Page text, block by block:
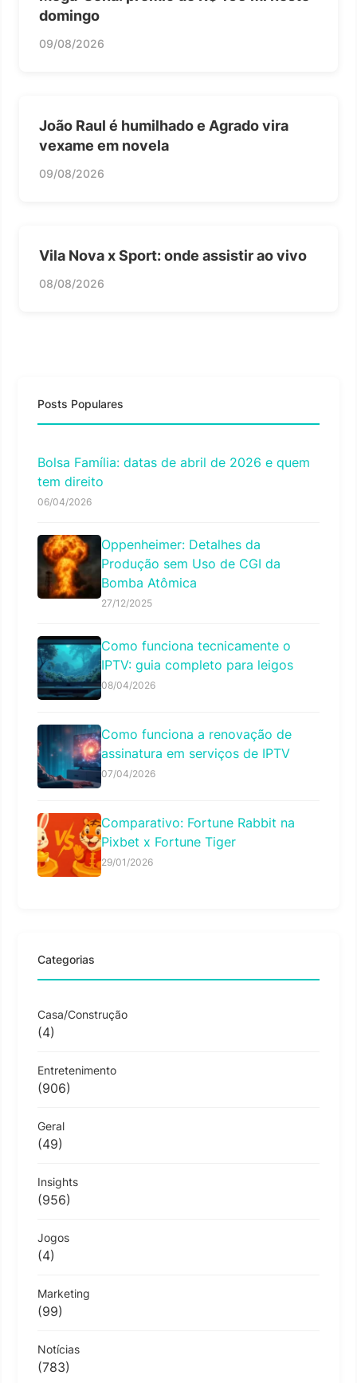
domingo
09/08/2026
João Raul é humilhado e Agrado vira
vexame em novela
09/08/2026
Vila Nova x Sport: onde assistir ao vivo
08/08/2026
Posts Populares
Bolsa Família: datas de abril de 2026 e quem
tem direito
06/04/2026
Oppenheimer: Detalhes da
Produção sem Uso de CGI da
Bomba Atômica
27/12/2025
Como funciona tecnicamente o
IPTV: guia completo para leigos
08/04/2026
Como funciona a renovação de
assinatura em serviços de IPTV
07/04/2026
Comparativo: Fortune Rabbit na
Pixbet x Fortune Tiger
29/01/2026
Categorias
Casa/Construção
(4)
Entretenimento
(906)
Geral
(49)
Insights
(956)
Jogos
(4)
Marketing
(99)
Notícias
(783)